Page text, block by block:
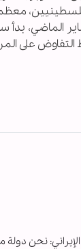
معظمهم
ذكره أنه في 19
الإيراني: نحن